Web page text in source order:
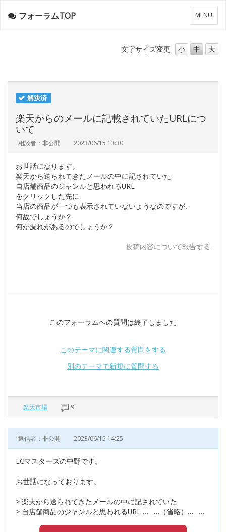
メ
ニ
ー
MENU
フォーラムTOP
文字サイズ変更 小 中 大
解決済
楽天からのメールに記載されていたURLにつ
いて
相談者：非公開 2023/06/15 13:30
お世話になります。
楽天から送られてきたメールの中に記されていた
自店舗商品のジャンルと思われるURL
をクリックした先に
当店の商品が一つも表示されていないようなのですが、
何故でしょうか？
何か漏れがあるのでしょうか？
投稿内容について報告する
このフォーラムへの質問は終了しました
このテーマに関連する質問をする
別のテーマで新規に質問する
楽天市場 9
返信者：非公開 2023/06/15 14:25
ECマスターズの中野です。
お世話になっております。
> 楽天から送られてきたメールの中に記されていた
> 自店舗商品のジャンルと思われるURL ………（省略）………